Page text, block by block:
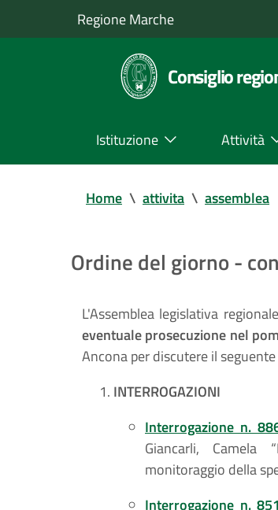
Regione Marche
Consiglio
Istituzione Attività
Home \ attivita \ assemblea
Ordine del giorno -
L'Assemblea legislativa
eventuale prosecuzione nel
Ancona per discutere il
INTERROGAZIONI
Interrogazione n.
Giancarli, Camela
monitoraggio della
Interrogazione n. 851